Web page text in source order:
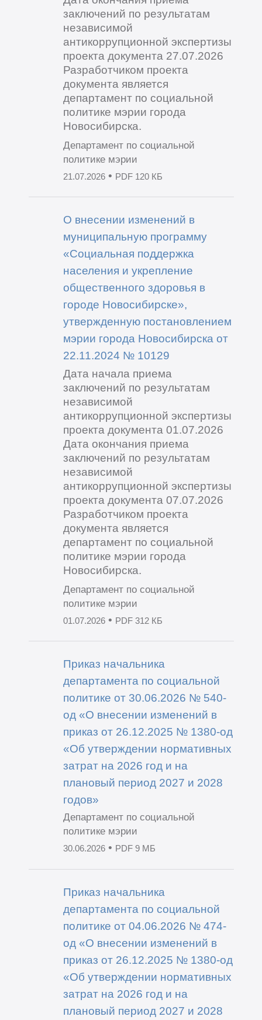
заключений по результатам
независимой
антикоррупционной экспертизы
проекта документа 27.07.2026
Разработчиком проекта
документа является
департамент по социальной
политике мэрии города
Новосибирска.
Департамент по социальной
политике мэрии
21.07.2026• PDF 120 КБ
О внесении изменений в
муниципальную программу
«Социальная поддержка
населения и укрепление
общественного здоровья в
городе Новосибирске»,
утвержденную постановлением
мэрии города Новосибирска от
22.11.2024 № 10129
Дата начала приема
заключений по результатам
независимой
антикоррупционной экспертизы
проекта документа 01.07.2026
Дата окончания приема
заключений по результатам
независимой
антикоррупционной экспертизы
проекта документа 07.07.2026
Разработчиком проекта
документа является
департамент по социальной
политике мэрии города
Новосибирска.
Департамент по социальной
политике мэрии
01.07.2026• PDF 312 КБ
Приказ начальника
департамента по социальной
политике от 30.06.2026 № 540-
од «О внесении изменений в
приказ от 26.12.2025 № 1380-од
«Об утверждении нормативных
затрат на 2026 год и на
плановый период 2027 и 2028
годов»
Департамент по социальной
политике мэрии
30.06.2026• PDF 9 МБ
Приказ начальника
департамента по социальной
политике от 04.06.2026 № 474-
од «О внесении изменений в
приказ от 26.12.2025 № 1380-од
«Об утверждении нормативных
затрат на 2026 год и на
плановый период 2027 и 2028